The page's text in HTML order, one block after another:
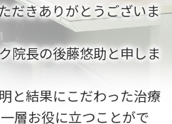
だきありがとうございま
院長の後藤悠助と申しま
と結果にこだわった治療
層お役に立つことがで